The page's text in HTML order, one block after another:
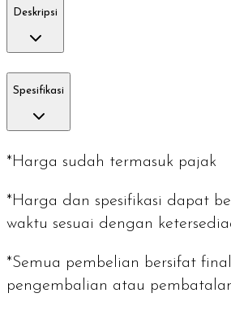
Deskripsi
Spesifikasi
*Harga sudah termasuk pajak
*Harga dan spesifikasi dapat
waktu sesuai dengan
*Semua pembelian bersifat
pengembalian atau